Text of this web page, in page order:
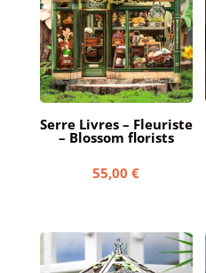
Serre Livres – Fleuriste
– Blossom florists
55,00€